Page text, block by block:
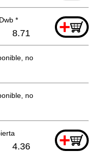
* +
8.71
no se puede pedir
no se puede pedir
+
4.36